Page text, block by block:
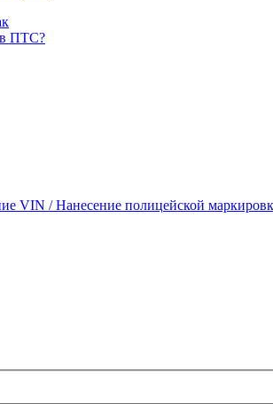
в ПТС?
VIN / Нанесение полицейской